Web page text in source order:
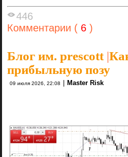
446
Комментарии ( 6 )
Блог им. prescott|
прибыльную позу
09 июля 2026, 22:08 Master Risk